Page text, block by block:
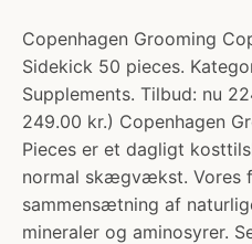
Copenhagen Grooming
Sidekick 50 pieces.
Supplements. Tilbud: nu
249.00 kr.) Copenhagen
Pieces er et dagligt
normal skægvækst. Vores
sammensætning af
mineraler og aminosyrer.